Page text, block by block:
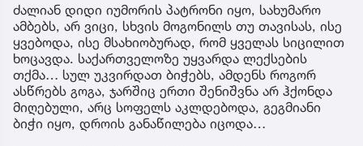
ძალიან დიდი იუმორის პატრონი იყო, სახუმარო
ამბებს, არ ვიცი, სხვის მოგონილს თუ თავისას, ისე
ყვებოდა, ისე მსახიობურად, რომ ყველას სიცილით
ხოცავდა. საქართველოზე უყვარდა ლექსების
თქმა… სულ უკვირდათ ბიჭებს, ამდენს როგორ
ასწრებს გოგა, ჯარშიც ერთი შენიშვნა არ ჰქონდა
მიღებული, არც სოფელს აკლდებოდა, გეგმიანი
ბიჭი იყო, დროის განაწილება იცოდა…